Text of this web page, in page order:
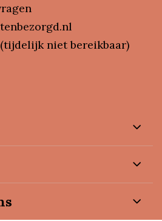
(tijdelijk niet bereikbaar)